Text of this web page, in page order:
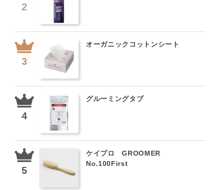
オーガニックコットンシート
グルーミングタブ
ケイプロ GROOMER
No.100First